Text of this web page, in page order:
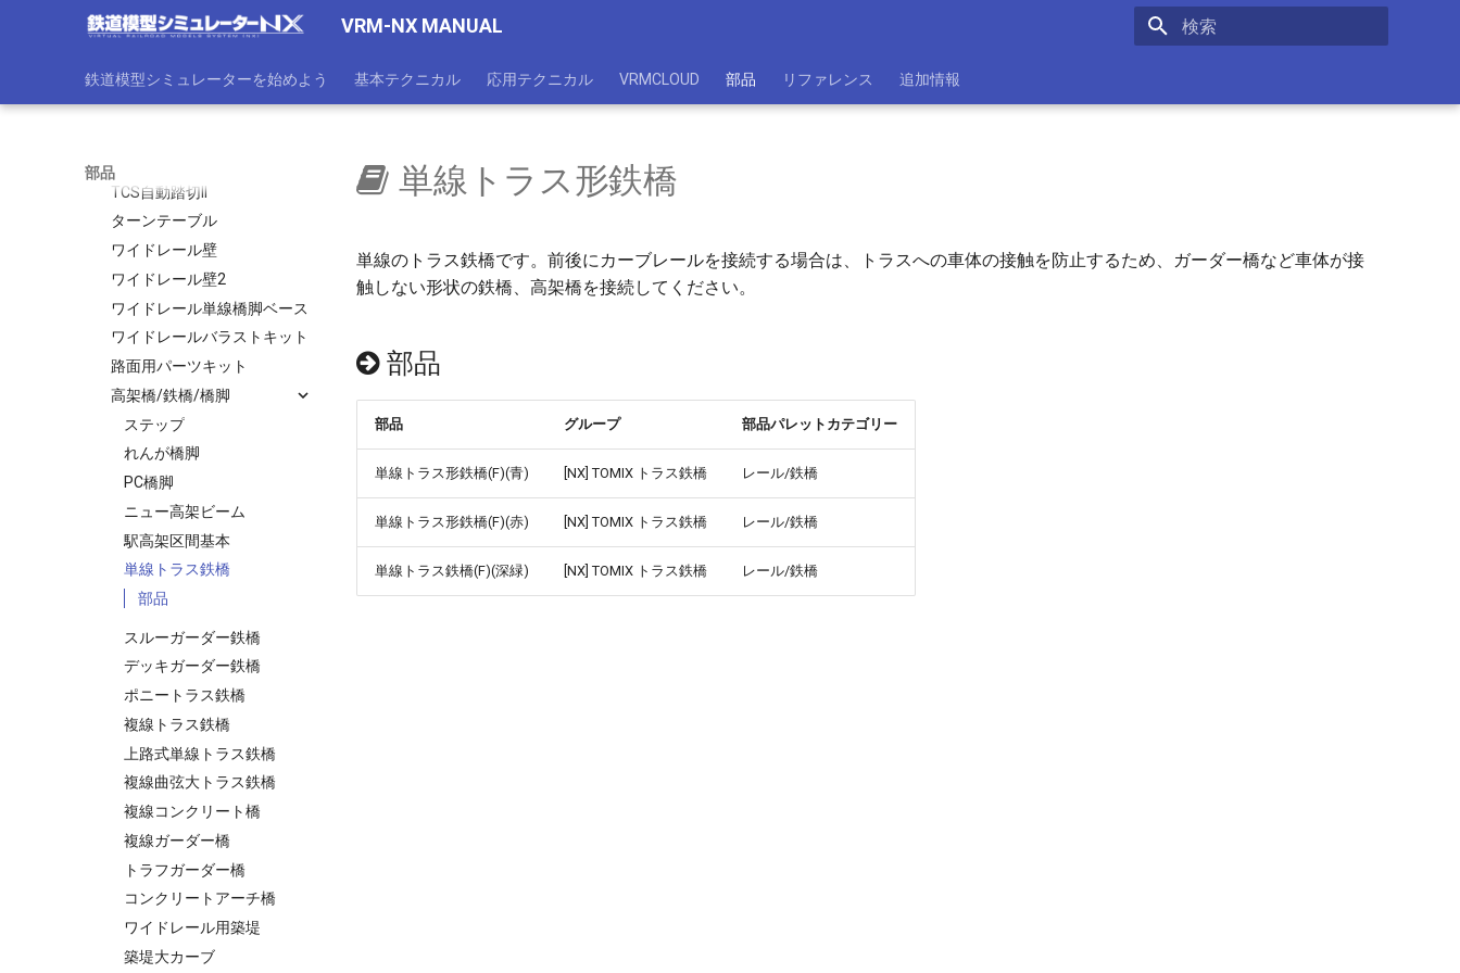
VRM-NX MANUAL
鉄道模型シミュレーターを始めよう 基本テクニカル 応用テクニカル VRMCLOUD 部品 リファレンス 追加情報
部品
合成枕木ポイント
信号機
TCS信号機
TCS自動踏切II
ターンテーブル
ワイドレール壁
ワイドレール壁2
ワイドレール単線橋脚ベース
ワイドレールバラストキット
路面用パーツキット
高架橋/鉄橋/橋脚
ステップ
れんが橋脚
PC橋脚
ニュー高架ビーム
駅高架区間基本
単線トラス鉄橋
部品
スルーガーダー鉄橋
デッキガーダー鉄橋
ポニートラス鉄橋
複線トラス鉄橋
上路式単線トラス鉄橋
複線曲弦大トラス鉄橋
複線コンクリート橋
複線ガーダー橋
トラフガーダー橋
コンクリートアーチ橋
ワイドレール用築堤
築堤大カーブ
単線トラス形鉄橋
単線のトラス鉄橋です。前後にカーブレールを接続する場合は、トラスへの車体の接触を防止するため、ガーダー橋など車体が接
触しない形状の鉄橋、高架橋を接続してください。
部品
部品 グループ 部品パレットカテゴリー
単線トラス形鉄橋(F)(青) [NX] TOMIX トラス鉄橋 レール/鉄橋
単線トラス形鉄橋(F)(赤) [NX] TOMIX トラス鉄橋 レール/鉄橋
単線トラス鉄橋(F)(深緑) [NX] TOMIX トラス鉄橋 レール/鉄橋